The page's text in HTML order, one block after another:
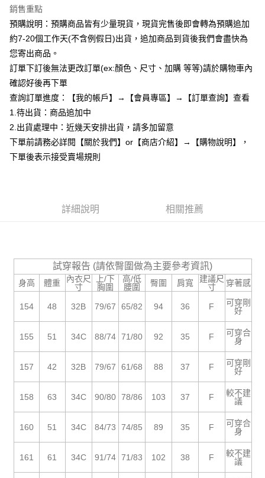
全支付
【關於「AFTEE先享後付」】
AFTEE先享後付是「在收到商品之後才付款」的支付方式。 讓您購物簡單
便利好安心！
１．簡單：不需註冊會員、不需綁卡、不需儲值。
２．便利：只要手機號碼，簡訊認證，即可結帳。
３．安心：先確認商品／服務後，再付款。
１．於結帳方式選擇「AFTEE先享後付」後，將跳轉至「AFTEE先享後付」
結帳頁面，進行簡訊認證並確認金額後，即可完成結帳。
購買商品的店家。未經商家同意取消之訂單仍視為有效，需透過AFTEE先享
【注意事項】
１．透過由恩沛科技股份有限公司提供之「AFTEE先享後付」服務完成之交
易，需依本服務之必要範圍內提供個人資料，並將交易相關給付款項請求債
權轉讓予恩沛科技股份有限公司。
３．未成年的使用者請事先徵得法定代理人或監護人之同意方可使用
「AFTEE先享後付」，若未經同意申辦者引起之損失，本公司不負相關責
４．使用「AFTEE先享後付」時，將依據個別帳號之用戶狀況，依本公司即
５．嚴禁一人註冊多個帳號或使用他人資訊註冊。若發現惡意使用之情形，
恩沛科技股份有限公司將有權停止該用戶之使用額度並採取法律行動。
ATM付款
運送方式
全家付款取貨
每筆NT$85，滿NT$799(含以上)免運費
付款後全家取貨
每筆NT$85，滿NT$799(含以上)免運費
每筆NT$85，滿NT$799(含以上)免運費
海外宅配 查看運費
銷售重點
預購說明：預購商品皆有少量現貨，現貨完售後即會轉為預購追加
約7-20個工作天(不含例假日)出貨，追加商品到貨後我們會盡快為
您寄出商品。
訂單下訂後無法更改訂單(ex:顏色、尺寸、加購 等等)請於購物車內
確認好後再下單
查詢訂單進度：【我的帳戶】→【會員專區】→【訂單查詢】查看
1.待出貨：商品追加中
2.出貨處理中：近幾天安排出貨，請多加留意
下單前請務必詳閱【關於我們】or【商店介紹】→【購物說明】，
下單後表示接受賣場規則
詳細說明 相關推薦
試穿報告 (請依臀圍做為主要參考資訊)
身高 體重
內衣尺
寸
上/下
胸圍
高/低
腰圍
臀圍 肩寬
建議尺
寸
穿著感
154 48 32B 79/67 65/82 94 36 F
可穿剛
好
155 51 34C 88/74 71/80 92 35 F
可穿合
身
157 42 32B 79/67 61/68 88 37 F
可穿剛
好
158 63 34C 90/80 78/86 103 37 F
較不建
議
160 51 34C 84/73 74/85 89 35 F
可穿合
身
161 61 34C 91/74 71/83 102 38 F
較不建
議